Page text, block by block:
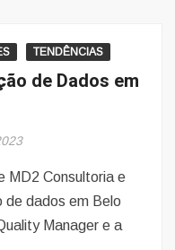
TENDÊNCIAS
de Dados em
MD2 Consultoria e
de dados em Belo
Manager e a